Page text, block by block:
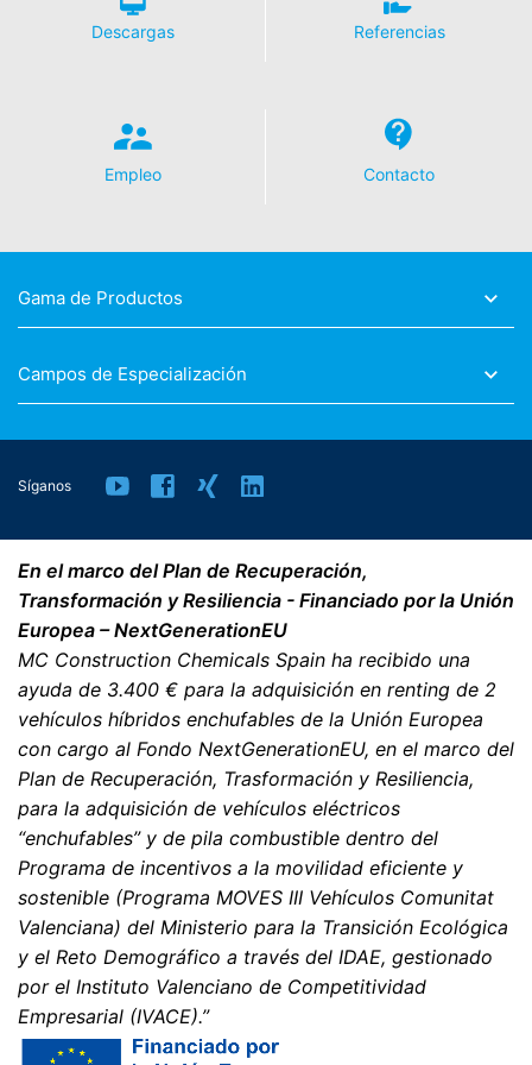
Descargas Referencias
Empleo Contacto
Gama de Productos
Campos de Especialización
Síganos
En el marco del Plan de Recuperación,
Transformación y Resiliencia - Financiado por la Unión
Europea – NextGenerationEU
MC Construction Chemicals Spain ha recibido una
ayuda de 3.400 € para la adquisición en renting de 2
vehículos híbridos enchufables de la Unión Europea
con cargo al Fondo NextGenerationEU, en el marco del
Plan de Recuperación, Trasformación y Resiliencia,
para la adquisición de vehículos eléctricos
“enchufables” y de pila combustible dentro del
Programa de incentivos a la movilidad eficiente y
sostenible (Programa MOVES III Vehículos Comunitat
Valenciana) del Ministerio para la Transición Ecológica
y el Reto Demográfico a través del IDAE, gestionado
por el Instituto Valenciano de Competitividad
Empresarial (IVACE).”